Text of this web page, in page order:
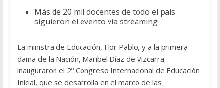
Más de 20 mil docentes de todo el país
siguieron el evento vía streaming
La ministra de Educación, Flor Pablo, y a la primera
dama de la Nación, Maribel Díaz de Vizcarra,
inauguraron el 2º Congreso Internacional de Educación
Inicial, que se desarrolla en el marco de las